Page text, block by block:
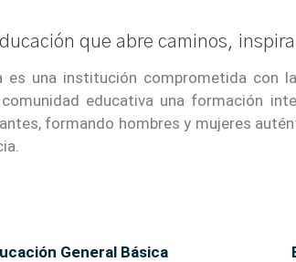
que abre caminos,
es una institución comprometida
educativa una formación
formando hombres y mujeres
General Básica